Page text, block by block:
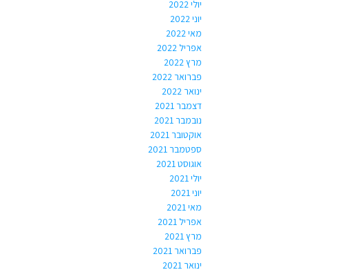
יולי 2022
יוני 2022
מאי 2022
אפריל 2022
מרץ 2022
פברואר 2022
ינואר 2022
דצמבר 2021
נובמבר 2021
אוקטובר 2021
ספטמבר 2021
אוגוסט 2021
יולי 2021
יוני 2021
מאי 2021
אפריל 2021
מרץ 2021
פברואר 2021
ינואר 2021